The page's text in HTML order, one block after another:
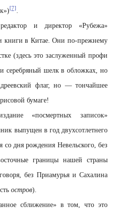
[7]
и директор «Рубежа»
книги в Китае. Они по-прежнему
(здесь это заслуженный профи
шелк в обложках, но
флаг, но — тончайшее
бумаге!
«посмертных записок»
выпущен в год двухсотлетнего
дня рождения Невельского, без
границы нашей страны
без Приамурья и Сахалина
остров).
сближение» в том, что это